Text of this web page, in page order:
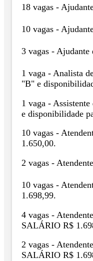
18 vagas -
10 vagas -
3 vagas -
1 vaga - Analista
"B" e
1 vaga -
e disponibilidade
10 vagas -
1.650,00.
2 vagas -
10 vagas -
1.698,99.
4 vagas -
SALÁRIO R$
2 vagas -
SALÁRIO R$